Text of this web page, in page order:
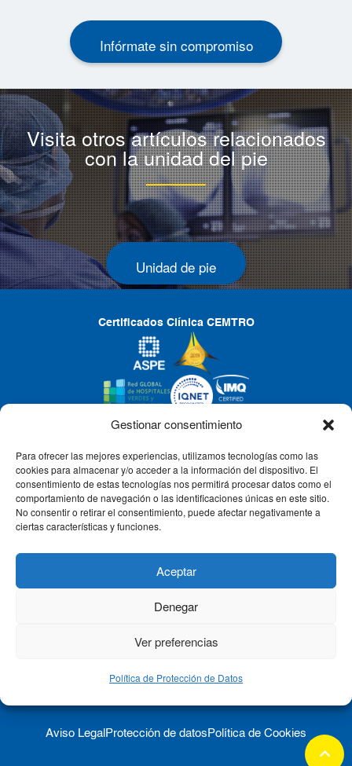
Gestionar consentimiento
Para ofrecer las mejores experiencias, utilizamos tecnologías como las
cookies para almacenar y/o acceder a la información del dispositivo. El
consentimiento de estas tecnologías nos permitirá procesar datos como el
comportamiento de navegación o las identificaciones únicas en este sitio.
No consentir o retirar el consentimiento, puede afectar negativamente a
ciertas características y funciones.
Aceptar
Denegar
Ver preferencias
Política de Protección de Datos
Infórmate sin compromiso
Visita otros artículos relacionados
con la unidad del pie
Unidad de pie
keyboard_arrow_up
Certificados Clínica CEMTRO
CLÍNICA CEMTRO
QUIÉNES SOMOS
Aviso Legal Protección de datos Política de Cookies